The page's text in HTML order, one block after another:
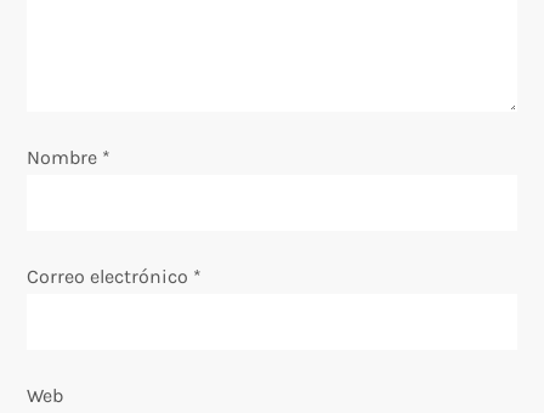
n
r
Nombre *
Correo electrónico *
Web